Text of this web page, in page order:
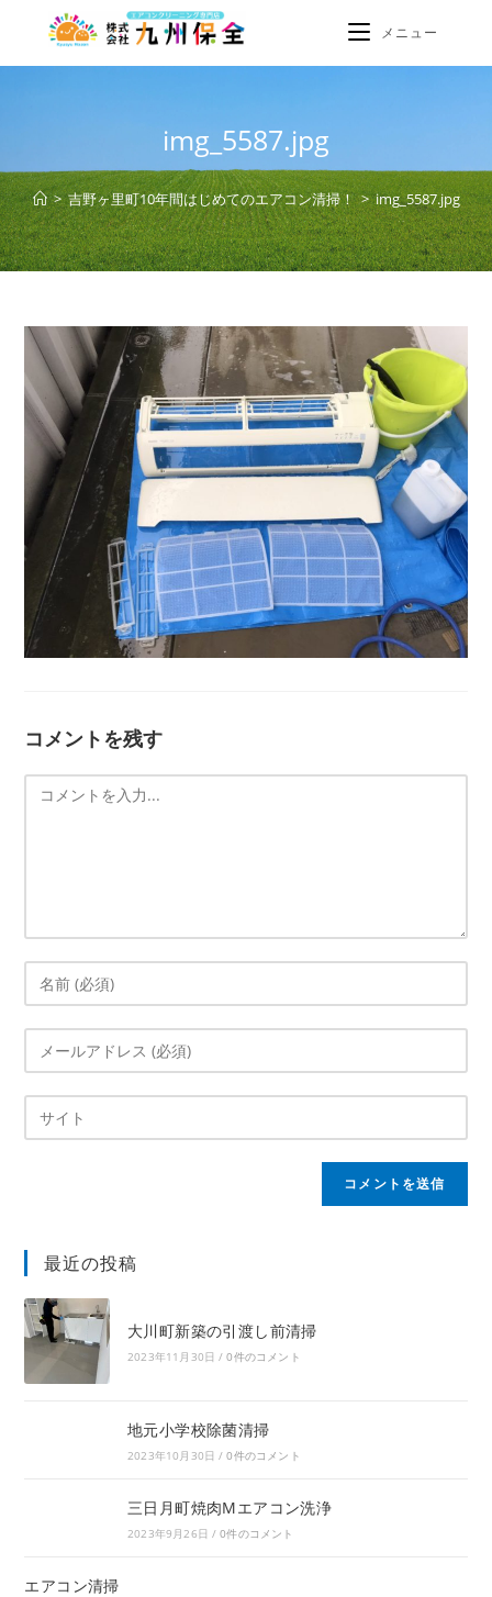
メニュー
img_5587.jpg
> 吉野ヶ里町10年間はじめてのエアコン清掃！ > img_5587.jpg
コメントを残す
最近の投稿
大川町新築の引渡し前清掃
2023年11月30日 / 0件のコメント
地元小学校除菌清掃
2023年10月30日 / 0件のコメント
三日月町焼肉Mエアコン洗浄
2023年9月26日 / 0件のコメント
エアコン清掃